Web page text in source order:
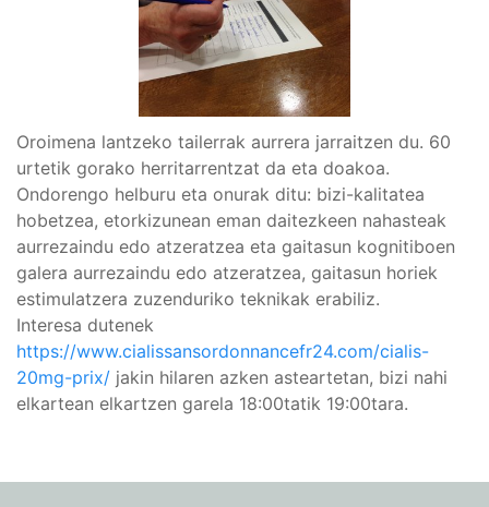
Oroimena lantzeko tailerrak aurrera jarraitzen du. 60
urtetik gorako herritarrentzat da eta doakoa.
Ondorengo helburu eta onurak ditu: bizi-kalitatea
hobetzea, etorkizunean eman daitezkeen nahasteak
aurrezaindu edo atzeratzea eta gaitasun kognitiboen
galera aurrezaindu edo atzeratzea, gaitasun horiek
estimulatzera zuzenduriko teknikak erabiliz.
Interesa dutenek
https://www.cialissansordonnancefr24.com/cialis-
20mg-prix/ jakin hilaren azken asteartetan, bizi nahi
elkartean elkartzen garela 18:00tatik 19:00tara.